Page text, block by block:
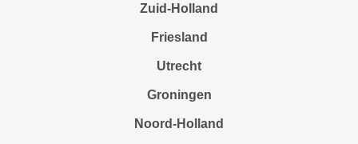
Zuid-Holland
Friesland
Utrecht
Groningen
Noord-Holland